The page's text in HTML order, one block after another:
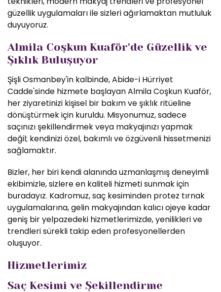
güzellik uygulamaları ile sizleri ağırlamaktan mutluluk
duyuyoruz.
Almila Coşkun Kuaför'de Güzellik ve
Şıklık Buluşuyor
Şişli Osmanbey'in kalbinde, Abide-i Hürriyet
Cadde'sinde hizmete başlayan Almila Coşkun Kuaför,
her ziyaretinizi kişisel bir bakım ve şıklık ritüeline
dönüştürmek için kuruldu. Misyonumuz, sadece
saçınızı şekillendirmek veya makyajınızı yapmak
değil; kendinizi özel, bakımlı ve özgüvenli hissetmenizi
sağlamaktır.
Bizler, her biri kendi alanında uzmanlaşmış deneyimli
ekibimizle, sizlere en kaliteli hizmeti sunmak için
buradayız. Kadromuz, saç kesiminden protez tırnak
uygulamalarına, gelin makyajından kalıcı ojeye kadar
geniş bir yelpazedeki hizmetlerimizde, yenilikleri ve
trendleri sürekli takip eden profesyonellerden
oluşuyor.
Hizmetlerimiz
Saç Kesimi ve Şekillendirme